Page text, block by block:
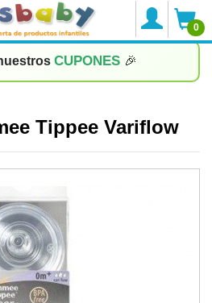
0
CUPONES 🎉
Tippee Variflow